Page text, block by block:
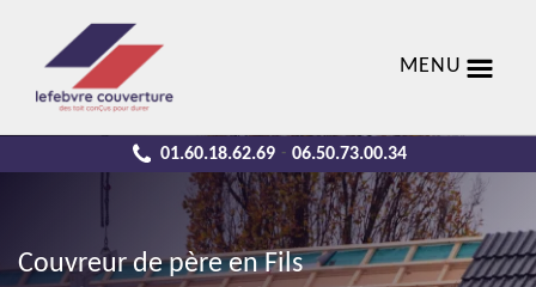
MENU
01.60.18.62.69 - 06.50.73.00.34
Couvreur de père en Fils